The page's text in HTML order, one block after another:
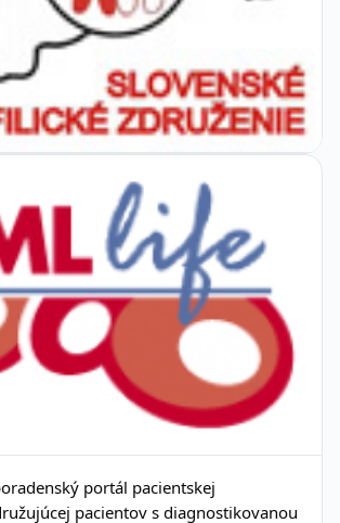
portál pacientskej
pacientov s diagnostikovanou